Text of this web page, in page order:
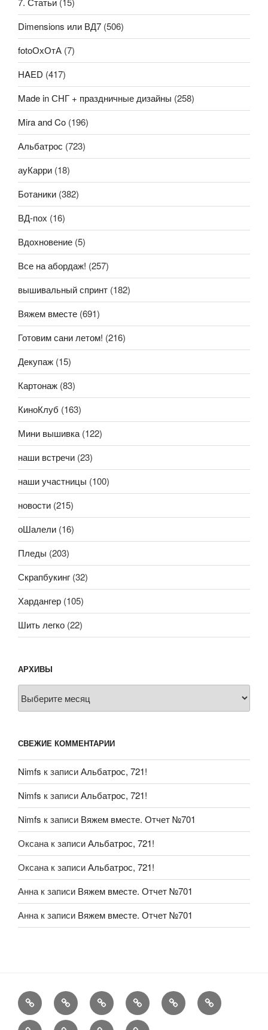
Dimensions или ВД7 (506)
fotoОхОтА (7)
HAED (417)
Made in СНГ + праздничные дизайны (258)
Mira and Co (196)
Альбатрос (723)
ауКарри (18)
Ботаники (382)
ВД-пох (16)
Вдохновение (5)
Все на абордаж! (257)
вышивальный спринт (182)
Вяжем вместе (691)
Готовим сани летом! (216)
Декупаж (15)
Картонаж (83)
КиноКлуб (163)
Мини вышивка (122)
наши встречи (23)
наши участницы (100)
новости (215)
оШалели (16)
Пледы (203)
Скрапбукинг (32)
Хардангер (105)
Шить легко (22)
АРХИВЫ
СВЕЖИЕ КОММЕНТАРИИ
Nimfs к записиАльбатрос, 721!
Nimfs к записиАльбатрос, 721!
Nimfs к записи Вяжем вместе. Отчет №701
Оксана к записиАльбатрос, 721!
Оксана к записиАльбатрос, 721!
Анна к записи Вяжем вместе. Отчет №701
Анна к записи Вяжем вместе. Отчет №701
FAQ Рукоделие
А
еще
Мы КонкурсыОбменник
ХвастаемсяСтатьи Aukara User